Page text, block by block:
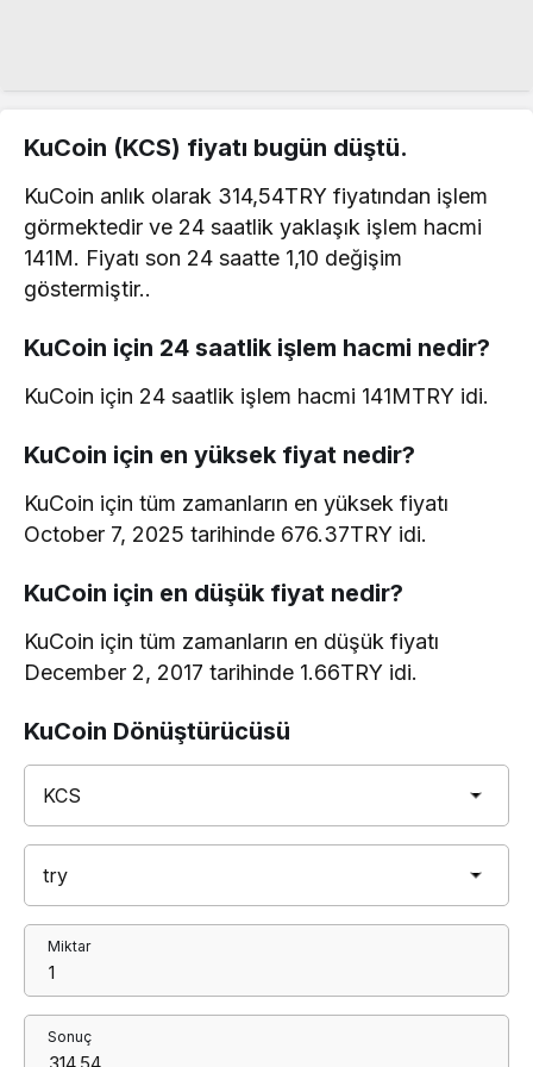
KuCoin (KCS) fiyatı bugün düştü.
KuCoin anlık olarak 314,54TRY fiyatından işlem
görmektedir ve 24 saatlik yaklaşık işlem hacmi
141M. Fiyatı son 24 saatte 1,10 değişim
göstermiştir..
KuCoin için 24 saatlik işlem hacmi nedir?
KuCoin için 24 saatlik işlem hacmi 141MTRY idi.
KuCoin için en yüksek fiyat nedir?
KuCoin için tüm zamanların en yüksek fiyatı
October 7, 2025 tarihinde 676.37TRY idi.
KuCoin için en düşük fiyat nedir?
KuCoin için tüm zamanların en düşük fiyatı
December 2, 2017 tarihinde 1.66TRY idi.
KuCoin Dönüştürücüsü
Miktar
Sonuç